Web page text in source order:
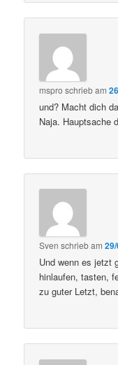
mspro schriebam
und? Macht dich
Naja. Hauptsache
Sven schriebam
Und wenn es jetzt
hinlaufen, tasten,
zu guter Letzt,